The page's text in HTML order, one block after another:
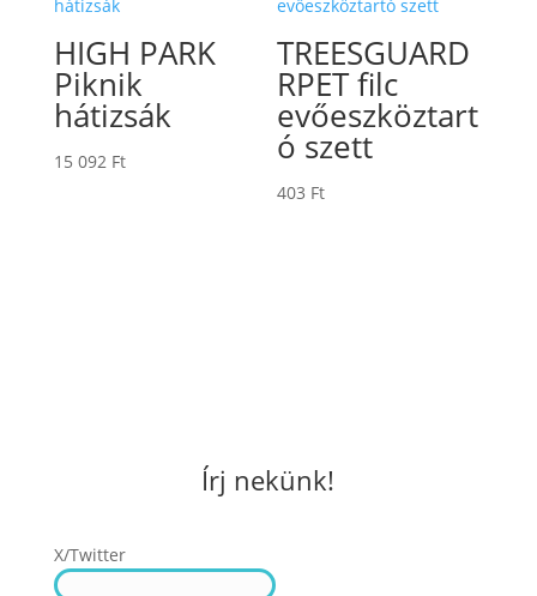
HIGH PARK
Piknik
hátizsák
15 092 Ft
TREESGUARD
RPET filc
evőeszköztart
ó szett
403 Ft
Írj nekünk!
X/Twitter